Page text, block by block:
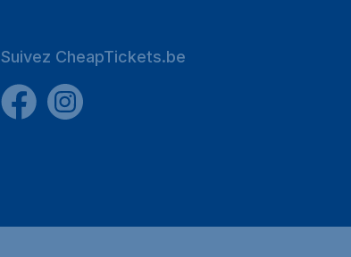
Suivez CheapTickets.be